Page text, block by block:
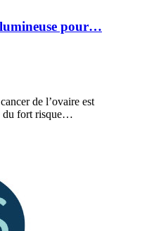
pour…
de l’ovaire est
du fort risque…